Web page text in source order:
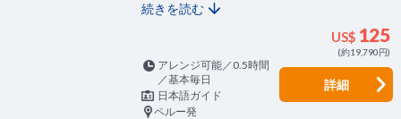
続きを読む
US$ 125
(約19,790円)
アレンジ可能／0.5時間
／基本毎日
日本語ガイド
ペルー発
詳細